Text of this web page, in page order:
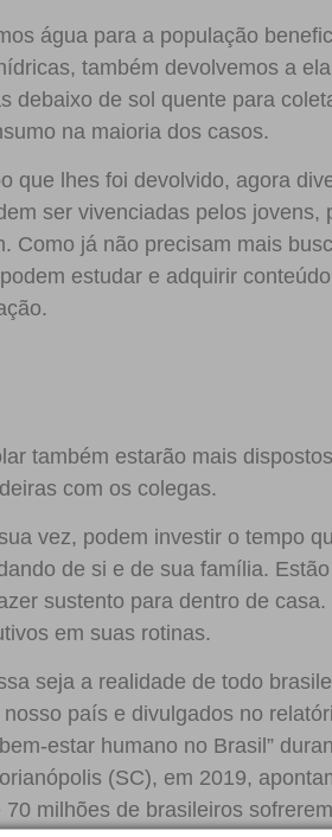
água para a população
também devolvemos a
debaixo de sol quente para
na maioria dos casos.
que lhes foi devolvido, agora
ser vivenciadas pelos
Como já não precisam mais
estudar e adquirir
também estarão mais
com os colegas.
vez, podem investir o tempo
de si e de sua família.
sustento para dentro de
em suas rotinas.
seja a realidade de todo
país e divulgados no
estar humano no Brasil”
(SC), em 2019,
70 milhões de brasileiros